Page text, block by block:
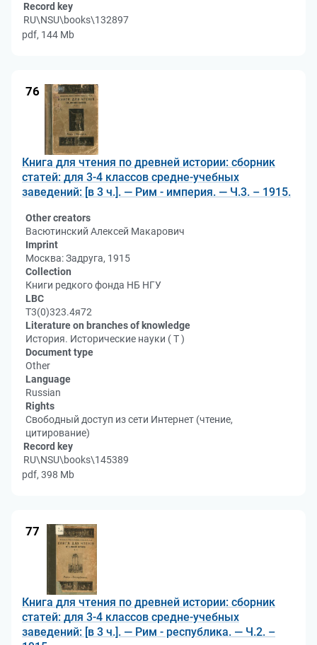
Record key
RU\NSU\books\132897
pdf, 144 Mb
76
Книга для чтения по древней истории: сборник
статей: для 3-4 классов средне-учебных
заведений: [в 3 ч.]. — Рим - империя. — Ч.3. – 1915.
Other creators
Васютинский Алексей Макарович
Imprint
Москва: Задруга, 1915
Collection
Книги редкого фонда НБ НГУ
LBC
Т3(0)323.4я72
Literature on branches of knowledge
История. Исторические науки ( Т )
Document type
Other
Language
Russian
Rights
Свободный доступ из сети Интернет (чтение,
цитирование)
Record key
RU\NSU\books\145389
pdf, 398 Mb
77
Книга для чтения по древней истории: сборник
статей: для 3-4 классов средне-учебных
заведений: [в 3 ч.]. — Рим - республика. — Ч.2. –